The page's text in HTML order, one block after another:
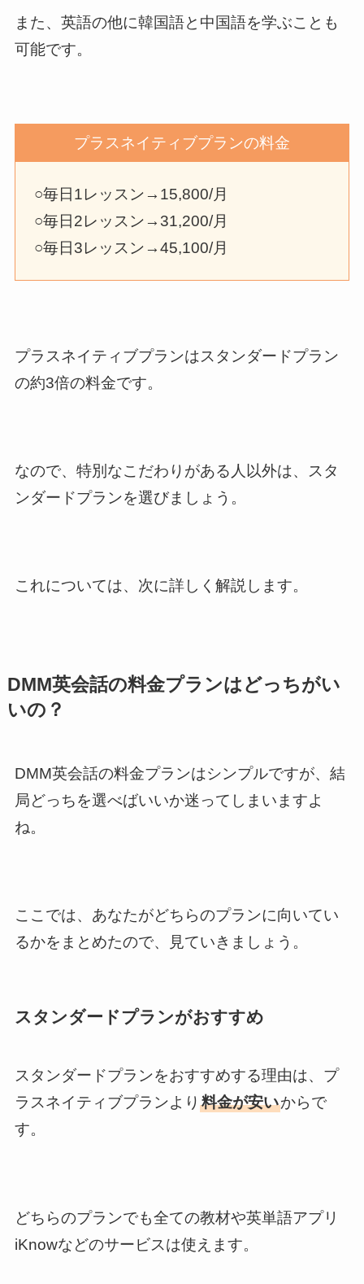
また、英語の他に韓国語と中国語を学ぶことも
可能です。
プラスネイティブプランの料金
○毎日1レッスン→15,800/月
○毎日2レッスン→31,200/月
○毎日3レッスン→45,100/月
プラスネイティブプランはスタンダードプラン
の約3倍の料金です。
なので、特別なこだわりがある人以外は、スタ
ンダードプランを選びましょう。
これについては、次に詳しく解説します。
DMM英会話の料金プランはどっちがい
いの？
DMM英会話の料金プランはシンプルですが、結
局どっちを選べばいいか迷ってしまいますよ
ね。
ここでは、あなたがどちらのプランに向いてい
るかをまとめたので、見ていきましょう。
スタンダードプランがおすすめ
スタンダードプランをおすすめする理由は、プ
ラスネイティブプランより 料金が安いからで
す。
どちらのプランでも全ての教材や英単語アプリ
iKnowなどのサービスは使えます。